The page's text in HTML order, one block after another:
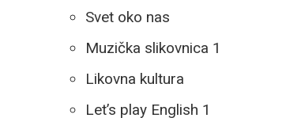
Svet oko nas
Muzička slikovnica 1
Likovna kultura
Let’s play English 1